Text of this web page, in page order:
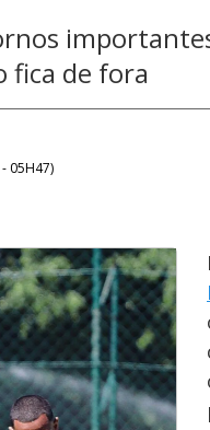
fica de fora
05H47)